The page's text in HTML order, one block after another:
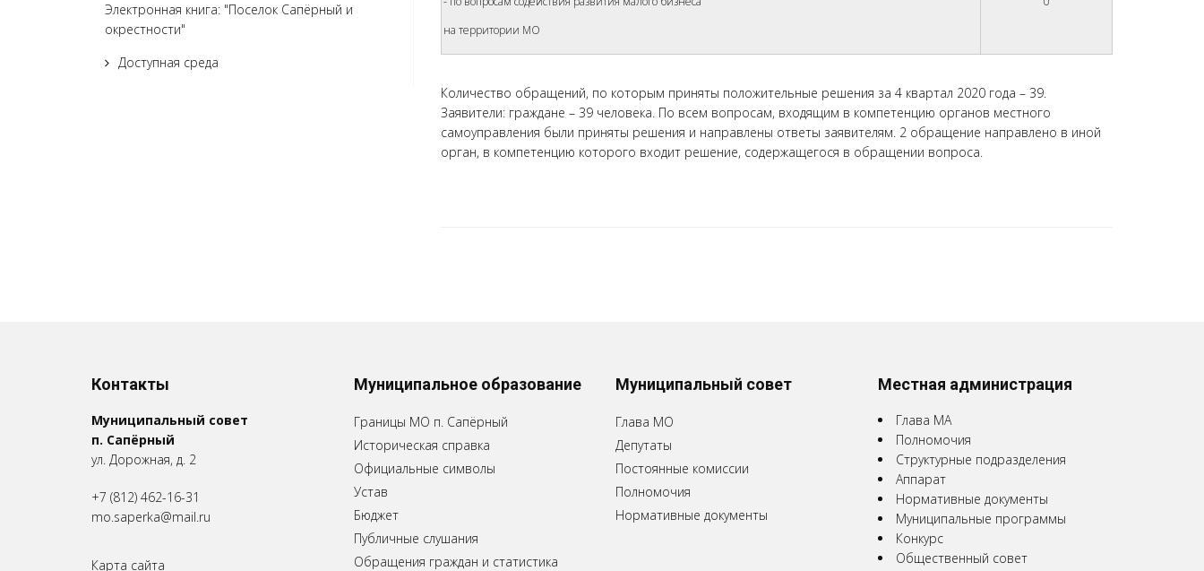
Электронная книга: "Поселок Сапёрный и
окрестности"
Доступная среда
на территории МО
Количество обращений, по которым приняты положительные решения за 4 квартал 2020 года – 39.
Заявители: граждане – 39 человека. По всем вопросам, входящим в компетенцию органов местного
самоуправления были приняты решения и направлены ответы заявителям. 2 обращение направлено в иной
орган, в компетенцию которого входит решение, содержащегося в обращении вопроса.
Контакты
Муниципальный совет
п. Сапёрный
ул. Дорожная, д. 2
+7 (812) 462-16-31
mo.saperka@mail.ru
Карта сайта
Муниципальное образование
Границы МО п. Сапёрный
Историческая справка
Официальные символы
Устав
Бюджет
Публичные слушания
Обращения граждан и статистика
Муниципальный совет
Глава МО
Депутаты
Постоянные комиссии
Полномочия
Нормативные документы
Местная администрация
Глава МА
Полномочия
Структурные подразделения
Аппарат
Нормативные документы
Муниципальные программы
Конкурс
Общественный совет